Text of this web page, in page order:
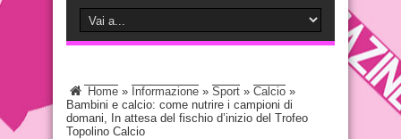
Home » Informazione » Sport » Calcio »
Bambini e calcio: come nutrire i campioni di
domani, In attesa del fischio d’inizio del Trofeo
Topolino Calcio